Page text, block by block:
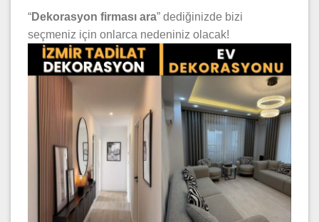
“Dekorasyon firması ara” dediğinizde bizi
seçmeniz için onlarca nedeniniz olacak!